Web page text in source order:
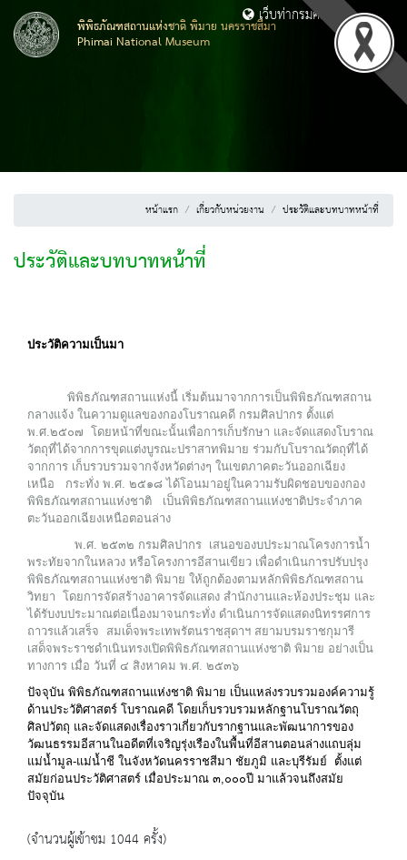
พิพิธภัณฑสถานแห่งชาติ พิมาย นครราชสีมา
Phimai National Museum
เว็บท่ากรมศิลปากร
หน้าแรก เกี่ยวกับหน่วยงาน ประวัติและบทบาทหน้าที่
ประวัติและบทบาทหน้าที่
ประวัติความเป็นมา
พิพิธภัณฑสถานแห่งนี้ เริ่มต้นมาจากการเป็นพิพิธภัณฑสถาน
กลางแจ้ง ในความดูแลของกองโบราณคดี กรมศิลปากร ตั้งแต่
พ.ศ.๒๕๐๗ โดยหน้าที่ขณะนั้นเพื่อการเก็บรักษา และจัดแสดงโบราณ
วัตถุที่ได้จากการขุดแต่งบูรณะปราสาทพิมาย ร่วมกับโบราณวัตถุที่ได้
จากการ เก็บรวบรวมจากจังหวัดต่างๆ ในเขตภาคตะวันออกเฉียง
เหนือ กระทั่ง พ.ศ. ๒๕๑๘ ได้โอนมาอยู่ในความรับผิดชอบของกอง
พิพิธภัณฑสถานแห่งชาติ เป็นพิพิธภัณฑสถานแห่งชาติประจำภาค
ตะวันออกเฉียงเหนือตอนล่าง
พ.ศ. ๒๕๓๒ กรมศิลปากร เสนอของบประมาณโครงการน้ำ
พระทัยจากในหลวง หรือโครงการอีสานเขียว เพื่อดำเนินการปรับปรุง
พิพิธภัณฑสถานแห่งชาติ พิมาย ให้ถูกต้องตามหลักพิพิธภัณฑสถาน
วิทยา โดยการจัดสร้างอาคารจัดแสดง สำนักงานและห้องประชุม และ
ได้รับงบประมาณต่อเนื่องมาจนกระทั่ง ดำเนินการจัดแสดงนิทรรศการ
ถาวรแล้วเสร็จ สมเด็จพระเทพรัตนราชสุดาฯ สยามบรมราชกุมารี
เสด็จพระราชดำเนินทรงเปิดพิพิธภัณฑสถานแห่งชาติ พิมาย อย่างเป็น
ทางการ เมื่อ วันที่ ๔ สิงหาคม พ.ศ. ๒๕๓๖
ปัจจุบัน พิพิธภัณฑสถานแห่งชาติ พิมาย เป็นแหล่งรวบรวมองค์ความรู้
ด้านประวัติศาสตร์ โบราณคดี โดยเก็บรวบรวมหลักฐานโบราณวัตถุ
ศิลปวัตถุ และจัดแสดงเรื่องราวเกี่ยวกับรากฐานและพัฒนาการของ
วัฒนธรรมอีสานในอดีตที่เจริญรุ่งเรืองในพื้นที่อีสานตอนล่างแถบลุ่ม
แม่น้ำมูล-แม่น้ำชี ในจังหวัดนครราชสีมา ชัยภูมิ และบุรีรัมย์ ตั้งแต่
สมัยก่อนประวัติศาสตร์ เมื่อประมาณ ๓,๐๐๐ปี มาแล้วจนถึงสมัย
ปัจจุบัน
(จำนวนผู้เข้าชม 1044 ครั้ง)